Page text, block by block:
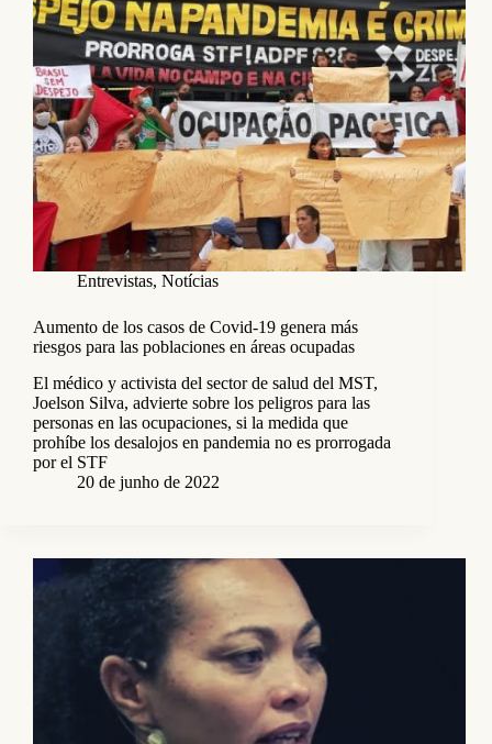
Entrevistas, Notícias
Aumento de los casos de Covid-19 genera más
riesgos para las poblaciones en áreas ocupadas
El médico y activista del sector de salud del MST,
Joelson Silva, advierte sobre los peligros para las
personas en las ocupaciones, si la medida que
prohíbe los desalojos en pandemia no es prorrogada
por el STF
20 de junho de 2022